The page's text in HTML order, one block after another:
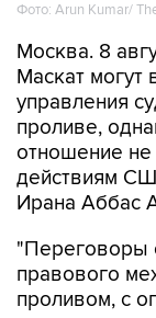
Фото: Arun Kumar/
Москва. 8
Маскат могут
управления
проливе,
отношение не
действиям
Ирана Аббас
"Переговоры
правового
проливом, с